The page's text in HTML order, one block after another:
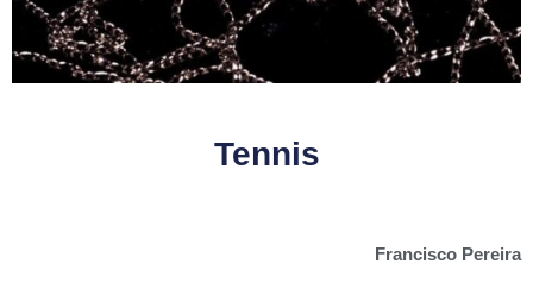
Tennis
Francisco Pereira